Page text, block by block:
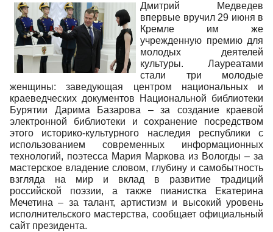
Дмитрий Медведев
впервые вручил 29 июня в
Кремле им же
учрежденную премию для
молодых деятелей
культуры. Лауреатами
стали три молодые
женщины: заведующая центром национальных и
краеведческих документов Национальной библиотеки
Бурятии Дарима Базарова – за создание краевой
электронной библиотеки и сохранение посредством
этого историко-культурного наследия республики с
использованием современных информационных
технологий, поэтесса Мария Маркова из Вологды – за
мастерское владение словом, глубину и самобытность
взгляда на мир и вклад в развитие традиций
российской поэзии, а также пианистка Екатерина
Мечетина – за талант, артистизм и высокий уровень
исполнительского мастерства, сообщает официальный
сайт президента.